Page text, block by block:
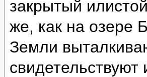
закрытый
же, как на озере
Земли